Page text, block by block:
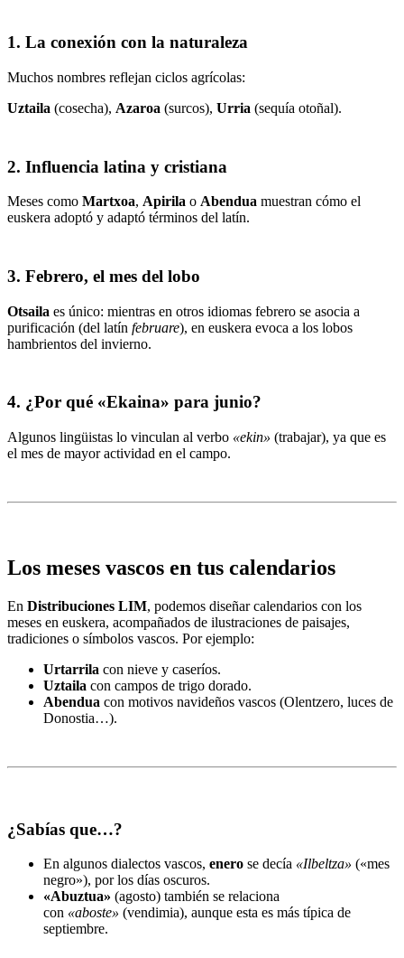
1. La conexión con la naturaleza
Muchos nombres reflejan ciclos agrícolas:
Uztaila (cosecha), Azaroa (surcos), Urria (sequía otoñal).
2. Influencia latina y cristiana
Meses como Martxoa, Apirila o Abendua muestran cómo el
euskera adoptó y adaptó términos del latín.
3. Febrero, el mes del lobo
Otsaila es único: mientras en otros idiomas febrero se asocia a
purificación (del latín februare), en euskera evoca a los lobos
hambrientos del invierno.
4. ¿Por qué «Ekaina» para junio?
Algunos lingüistas lo vinculan al verbo «ekin» (trabajar), ya que es
el mes de mayor actividad en el campo.
Los meses vascos en tus calendarios
En Distribuciones LIM, podemos diseñar calendarios con los
meses en euskera, acompañados de ilustraciones de paisajes,
tradiciones o símbolos vascos. Por ejemplo:
Urtarrila con nieve y caseríos.
Uztaila con campos de trigo dorado.
Abendua con motivos navideños vascos (Olentzero, luces de
Donostia…).
¿Sabías que…?
En algunos dialectos vascos, enero se decía «Ilbeltza» («mes
negro»), por los días oscuros.
«Abuztua» (agosto) también se relaciona
con «aboste» (vendimia), aunque esta es más típica de
septiembre.